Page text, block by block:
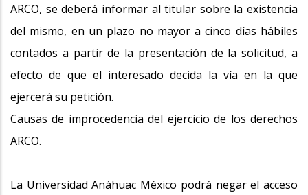
ARCO, se deberá informar al titular sobre la existencia
del mismo, en un plazo no mayor a cinco días hábiles
contados a partir de la presentación de la solicitud, a
efecto de que el interesado decida la vía en la que
ejercerá su petición.
Causas de improcedencia del ejercicio de los derechos
ARCO.
La Universidad Anáhuac México podrá negar el acceso